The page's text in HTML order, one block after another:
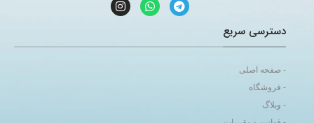
دسترسی سریع
- صفحه اصلی
- فروشگاه
- وبلاگ